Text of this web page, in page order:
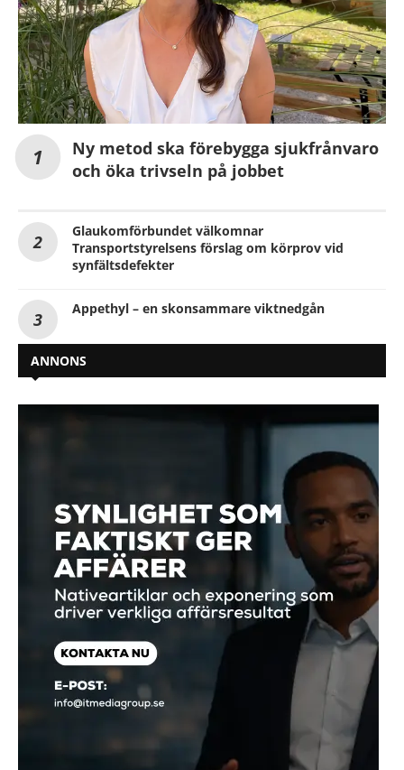
Ny metod ska förebygga sjukfrånvaro
och öka trivseln på jobbet
Glaukomförbundet välkomnar
Transportstyrelsens förslag om körprov vid
synfältsdefekter
Appethyl – en skonsammare viktnedgån
ANNONS